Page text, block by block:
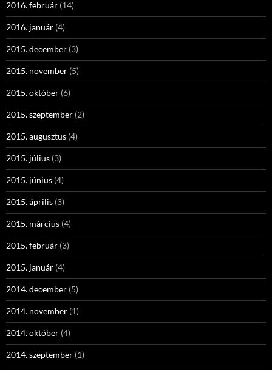
2016. február (14)
2016. január (4)
2015. december (3)
2015. november (5)
2015. október (6)
2015. szeptember (2)
2015. augusztus (4)
2015. július (3)
2015. június (4)
2015. április (3)
2015. március (4)
2015. február (3)
2015. január (4)
2014. december (5)
2014. november (1)
2014. október (4)
2014. szeptember (1)